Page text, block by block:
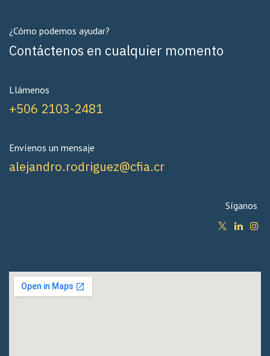
¿Cómo podemos ayudar?
Contáctenos en cualquier momento
Llámenos
+506 2103-2481
Envíenos un mensaje
alejandro.rodriguez@cfia.cr
Síganos